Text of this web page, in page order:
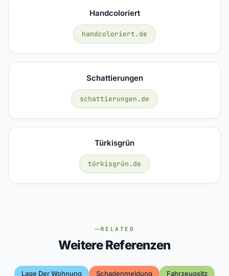
Handcoloriert
handcoloriert.de
Schattierungen
schattierungen.de
Türkisgrün
türkisgrün.de
RELATED
Weitere Referenzen
Lage Der Wohnung Schadenmeldung Fahrzeugsitz